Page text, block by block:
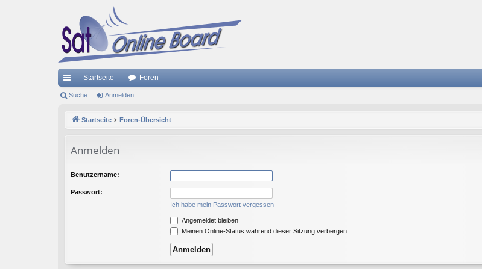
ch
Startseite Foren
Suche Anmelden
Startseite Foren-Übersicht
Anmelden
Benutzername:
Passwort:
Ich habe mein Passwort vergessen
Angemeldet bleiben
Meinen Online-Status während dieser Sitzung verbergen